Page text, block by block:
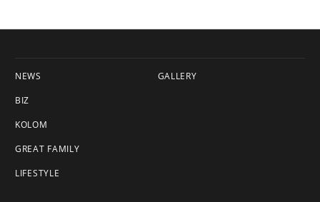
NEWS
BIZ
KOLOM
GREAT FAMILY
LIFESTYLE
GALLERY